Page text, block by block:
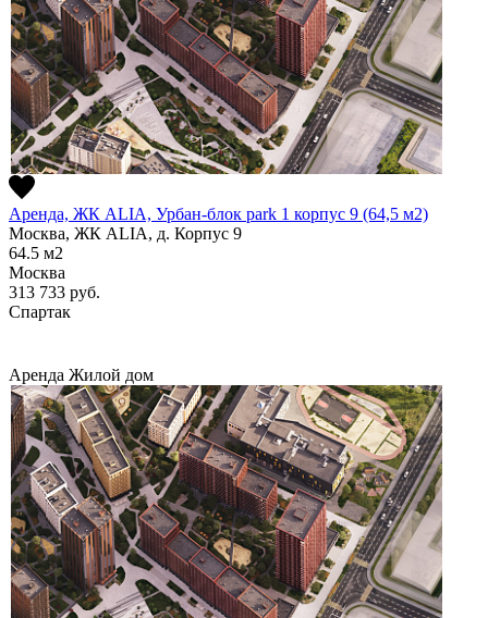
Аренда, ЖК ALIA, Урбан-блок park 1 корпус 9 (64,5 м2)
Москва, ЖК ALIA, д. Корпус 9
64.5 м2
Москва
313 733 руб.
Спартак
Аренда Жилой дом